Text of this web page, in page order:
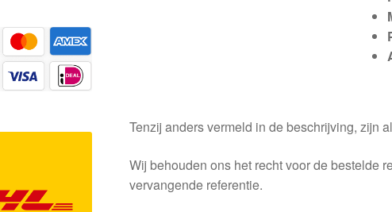
Tenzij anders vermeld in de beschrijving, zijn
Wij behouden ons het recht voor de bestelde
vervangende referentie.